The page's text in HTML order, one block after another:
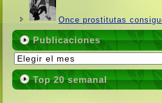
Once prostitutas
Publicaciones
Publicaciones
Top 20 semanal